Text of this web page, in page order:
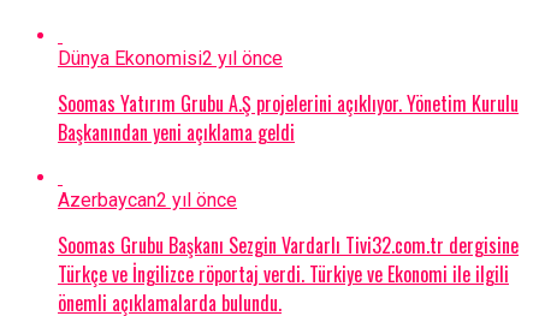
Dünya Ekonomisi2 yıl önce
Soomas Yatırım Grubu A.Ş projelerini açıklıyor. Yönetim Kurulu
Başkanından yeni açıklama geldi
Azerbaycan2 yıl önce
Soomas Grubu Başkanı Sezgin Vardarlı Tivi32.com.tr dergisine
Türkçe ve İngilizce röportaj verdi. Türkiye ve Ekonomi ile ilgili
önemli açıklamalarda bulundu.